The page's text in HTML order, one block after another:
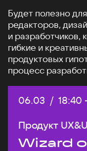
Будет полезно
редакторов,
и разработчиков,
гибкие и
продуктовых
процесс
Дата:
06.03 / 18:40
Продукт
Wizard